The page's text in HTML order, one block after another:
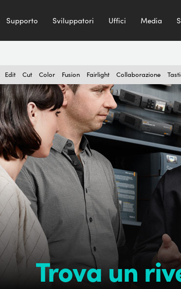
Supporto Sviluppatori Uffici Media
Edit Cut Color Fusion Fairlight Collaborazione
Trova un